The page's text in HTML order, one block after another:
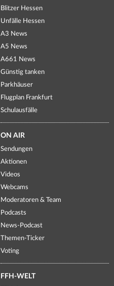
Blitzer Hessen
Unfälle Hessen
A3 News
A5 News
A661 News
Günstig tanken
Parkhäuser
Flugplan Frankfurt
Schulausfälle
ON AIR
Sendungen
Aktionen
Videos
Webcams
Moderatoren & Team
Podcasts
News-Podcast
Themen-Ticker
Voting
FFH-WELT